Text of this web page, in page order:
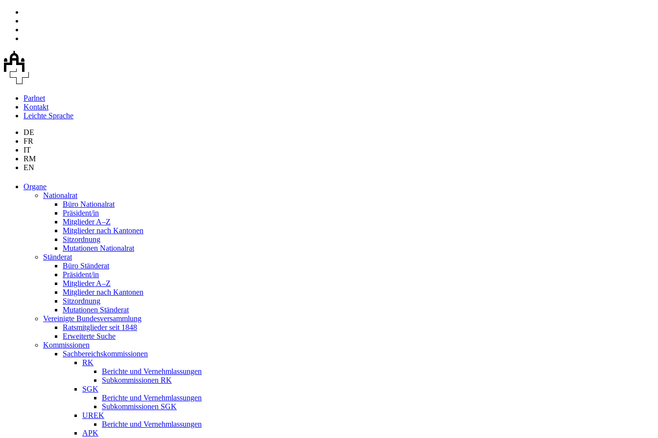
Parlnet
Kontakt
Leichte Sprache
DE
FR
IT
RM
EN
Organe
Nationalrat
Büro Nationalrat
Präsident/in
Mitglieder A–Z
Mitglieder nach Kantonen
Sitzordnung
Mutationen Nationalrat
Ständerat
Büro Ständerat
Präsident/in
Mitglieder A–Z
Mitglieder nach Kantonen
Sitzordnung
Mutationen Ständerat
Vereinigte Bundesversammlung
Ratsmitglieder seit 1848
Erweiterte Suche
Kommissionen
Sachbereichskommissionen
RK
Berichte und Vernehmlassungen
Subkommissionen RK
SGK
Berichte und Vernehmlassungen
Subkommissionen SGK
UREK
Berichte und Vernehmlassungen
APK